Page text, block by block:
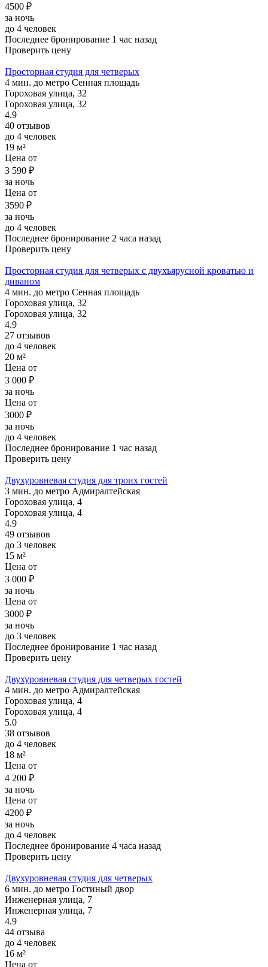
4500 ₽
за ночь
до 4 человек
Последнее бронирование 1 час назад
Проверить цену
Просторная студия для четверых
4 мин. до метро Сенная площадь
Гороховая улица, 32
Гороховая улица, 32
4.9
40 отзывов
до 4 человек
19 м²
Цена от
3 590 ₽
за ночь
Цена от
3590 ₽
за ночь
до 4 человек
Последнее бронирование 2 часа назад
Проверить цену
Просторная студия для четверых с двухъярусной кроватью и
диваном
4 мин. до метро Сенная площадь
Гороховая улица, 32
Гороховая улица, 32
4.9
27 отзывов
до 4 человек
20 м²
Цена от
3 000 ₽
за ночь
Цена от
3000 ₽
за ночь
до 4 человек
Последнее бронирование 1 час назад
Проверить цену
Двухуровневая студия для троих гостей
3 мин. до метро Адмиралтейская
Гороховая улица, 4
Гороховая улица, 4
4.9
49 отзывов
до 3 человек
15 м²
Цена от
3 000 ₽
за ночь
Цена от
3000 ₽
за ночь
до 3 человек
Последнее бронирование 1 час назад
Проверить цену
Двухуровневая студия для четверых гостей
4 мин. до метро Адмиралтейская
Гороховая улица, 4
Гороховая улица, 4
5.0
38 отзывов
до 4 человек
18 м²
Цена от
4 200 ₽
за ночь
Цена от
4200 ₽
за ночь
до 4 человек
Последнее бронирование 4 часа назад
Проверить цену
Двухуровневая студия для четверых
6 мин. до метро Гостиный двор
Инженерная улица, 7
Инженерная улица, 7
4.9
44 отзыва
до 4 человек
16 м²
Цена от